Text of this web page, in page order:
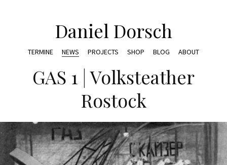
Daniel Dorsch
TERMINE NEWS PROJECTS SHOP BLOG ABOUT
GAS 1 | Volksteather
Rostock